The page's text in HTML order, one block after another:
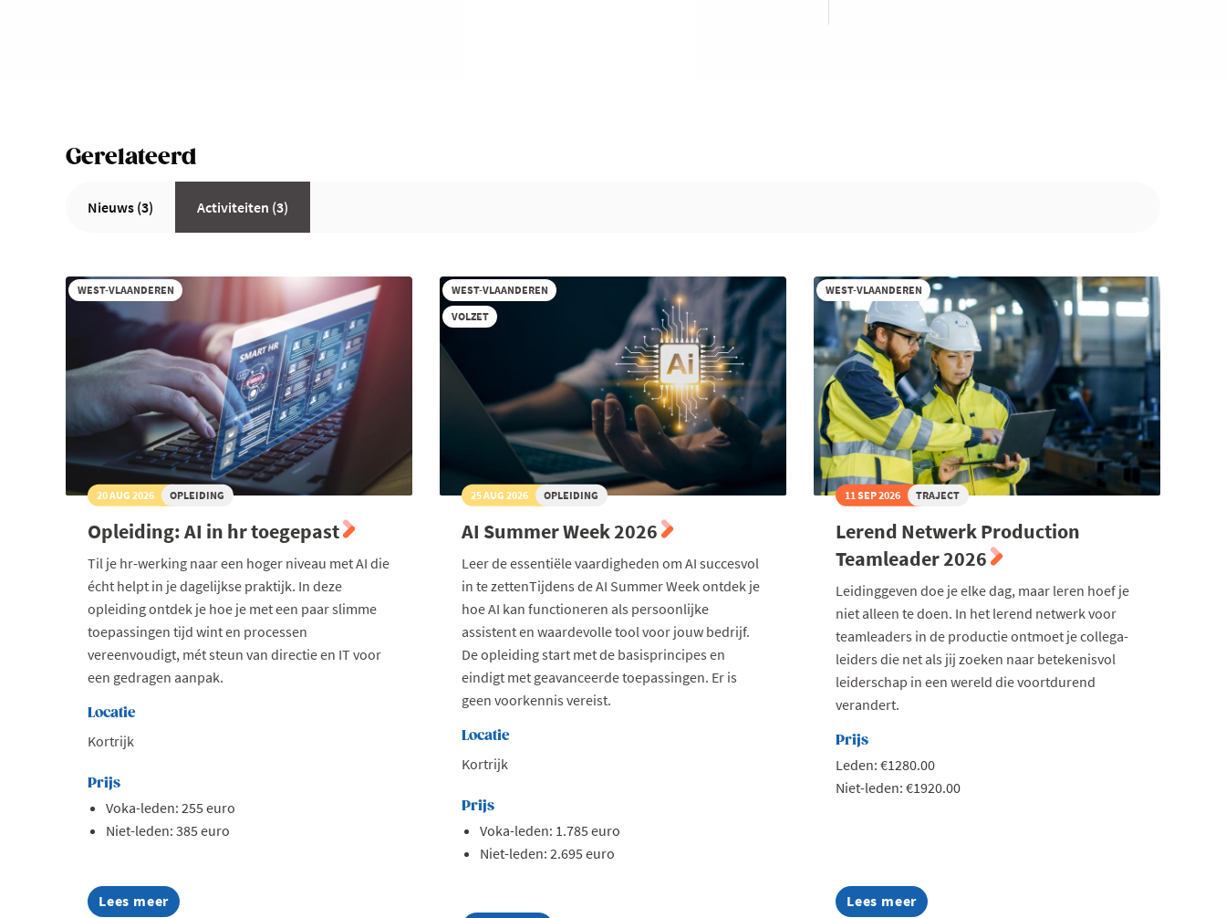
Gerelateerd
Nieuws (3) Activiteiten (3)
WEST-VLAANDEREN
20 AUG 2026 OPLEIDING
Opleiding: AI in hr toegepast
Til je hr-werking naar een hoger niveau met AI die
écht helpt in je dagelijkse praktijk. In deze
opleiding ontdek je hoe je met een paar slimme
toepassingen tijd wint en processen
vereenvoudigt, mét steun van directie en IT voor
een gedragen aanpak.
Locatie
Kortrijk
Prijs
Voka-leden: 255 euro
Niet-leden: 385 euro
Lees meer
about
WEST-VLAANDEREN
VOLZET
25 AUG 2026 OPLEIDING
AI Summer Week 2026
Leer de essentiële vaardigheden om AI succesvol
in te zettenTijdens de AI Summer Week ontdek je
hoe AI kan functioneren als persoonlijke
assistent en waardevolle tool voor jouw bedrijf.
De opleiding start met de basisprincipes en
eindigt met geavanceerde toepassingen. Er is
geen voorkennis vereist.
Locatie
Kortrijk
Prijs
Voka-leden: 1.785 euro
Niet-leden: 2.695 euro
WEST-VLAANDEREN
11 SEP 2026 TRAJECT
Lerend Netwerk Production
Teamleader 2026
Leidinggeven doe je elke dag, maar leren hoef je
niet alleen te doen. In het lerend netwerk voor
teamleaders in de productie ontmoet je collega-
leiders die net als jij zoeken naar betekenisvol
leiderschap in een wereld die voortdurend
verandert.
Prijs
Leden: €1280.00
Niet-leden: €1920.00
Lees meer
about